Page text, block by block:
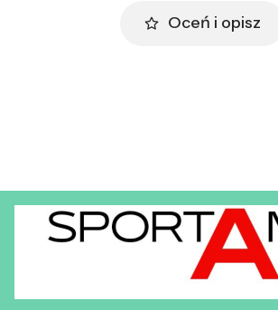
Oceń i opisz